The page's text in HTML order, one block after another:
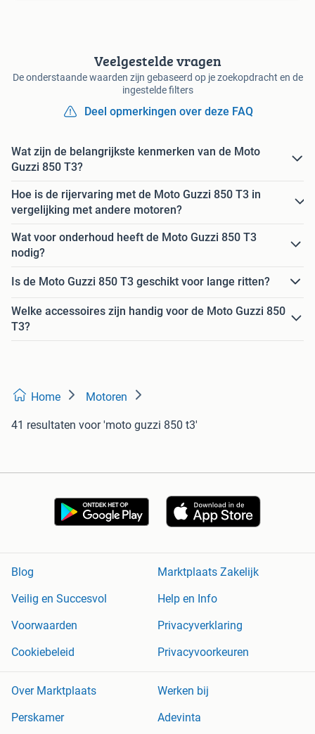
Veelgestelde vragen
De onderstaande waarden zijn gebaseerd op je zoekopdracht en de
ingestelde filters
Deel opmerkingen over deze FAQ
Wat zijn de belangrijkste kenmerken van de Moto
Guzzi 850 T3?
Hoe is de rijervaring met de Moto Guzzi 850 T3 in
vergelijking met andere motoren?
Wat voor onderhoud heeft de Moto Guzzi 850 T3
nodig?
Is de Moto Guzzi 850 T3 geschikt voor lange ritten?
Welke accessoires zijn handig voor de Moto Guzzi 850
T3?
Home Motoren
41 resultaten voor 'moto guzzi 850 t3'
Blog
Marktplaats Zakelijk
Veilig en Succesvol
Help en Info
Voorwaarden
Privacyverklaring
Cookiebeleid
Privacyvoorkeuren
Over Marktplaats
Werken bij
Perskamer
Adevinta